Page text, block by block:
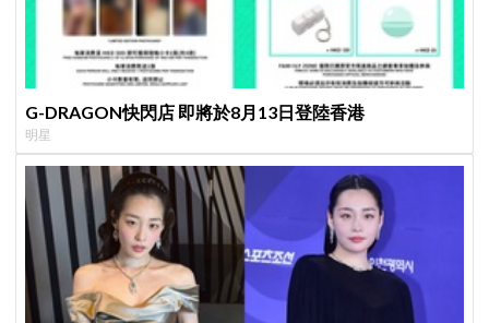
G-DRAGON快閃店 即將於8月13日登陸香港
明星